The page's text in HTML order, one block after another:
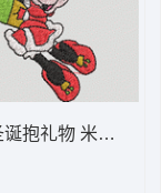
格式
诞抱礼物 米妮 62-